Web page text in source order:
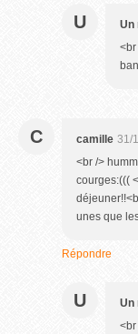
U Un
C camille 31/
<br />
courges:(((
unes que
Répondre
U Un